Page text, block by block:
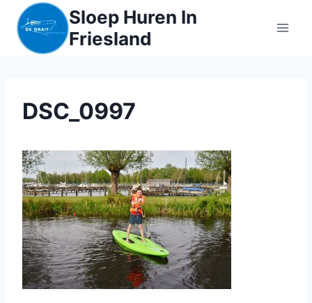
Sloep Huren In
Friesland
DSC_0997